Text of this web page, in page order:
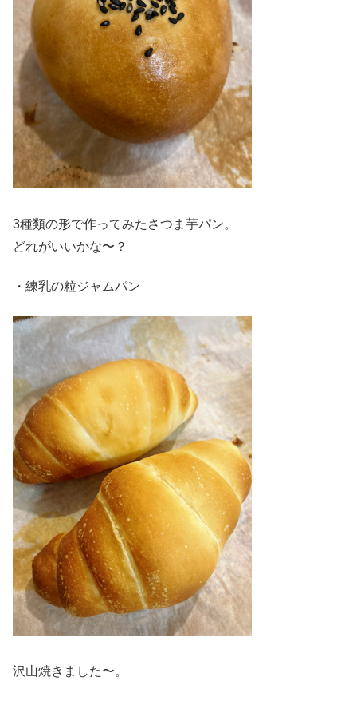
3種類の形で作ってみたさつま芋パン。
どれがいいかな〜？
・練乳の粒ジャムパン
沢山焼きました〜。